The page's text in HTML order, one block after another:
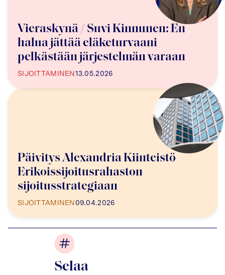
Vieraskynä / Suvi Kinnunen: En
halua jättää eläketurvaani
pelkästään järjestelmän varaan
SIJOITTAMINEN 13.05.2026
Päivitys Alexandria Kiinteistö
Erikoissijoitusrahaston
sijoitusstrategiaan
SIJOITTAMINEN 09.04.2026
Selaa